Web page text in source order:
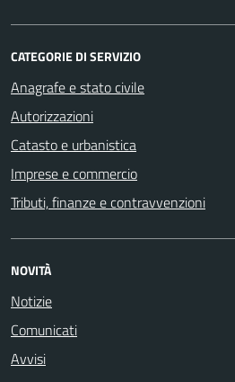
CATEGORIE DI SERVIZIO
Anagrafe e stato civile
Autorizzazioni
Catasto e urbanistica
Imprese e commercio
Tributi, finanze e contravvenzioni
NOVITÀ
Notizie
Comunicati
Avvisi